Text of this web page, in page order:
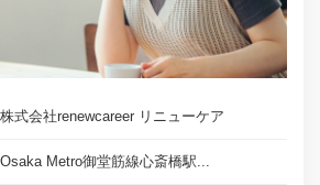
株式会社renewcareer リニューケア
Osaka Metro御堂筋線心斎橋駅...